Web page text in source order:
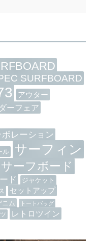
SURFBOARD
アウター
ーフェア
ボレーション
ル サーフィン
サーフボード
ド ジャケット
セットアップ
ニム トートバッグ
レトロツイン